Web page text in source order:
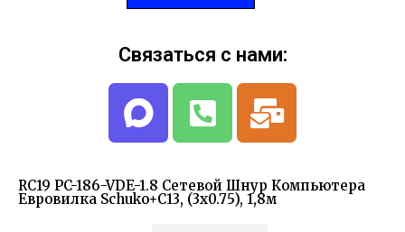
RС19 PC-186-VDE-1.8 Сетевой Шнур Компьютера
Евровилка Schuko+C13, (3x0.75), 1,8м
Связаться с нами: